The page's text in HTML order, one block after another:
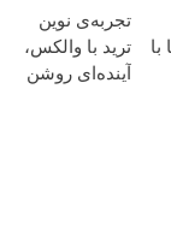
کمیسیون
تجربه‌ی نوین
ترید با والکس،
آینده‌ای روشن